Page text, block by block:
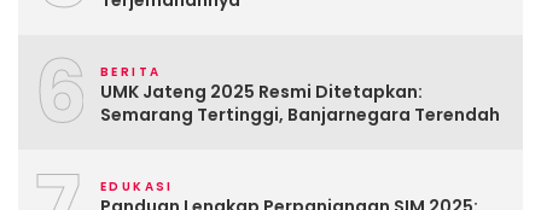
6 BERITA
UMK Jateng 2025 Resmi Ditetapkan:
Semarang Tertinggi, Banjarnegara Terendah
EDUKASI